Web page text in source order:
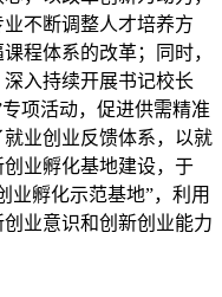
不断调整人才培养方
程体系的改革；同时，
入持续开展书记校长
项活动，促进供需精准
业创业反馈体系，以就
业孵化基地建设，于
业孵化示范基地”，利用
业意识和创新创业能力